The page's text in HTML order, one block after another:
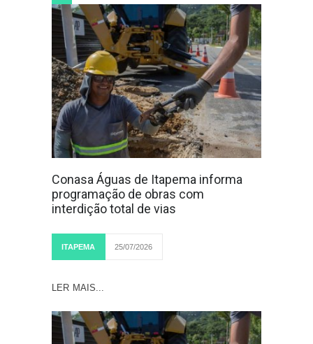
Conasa Águas de Itapema informa
programação de obras com
interdição total de vias
ITAPEMA 25/07/2026
LER MAIS...